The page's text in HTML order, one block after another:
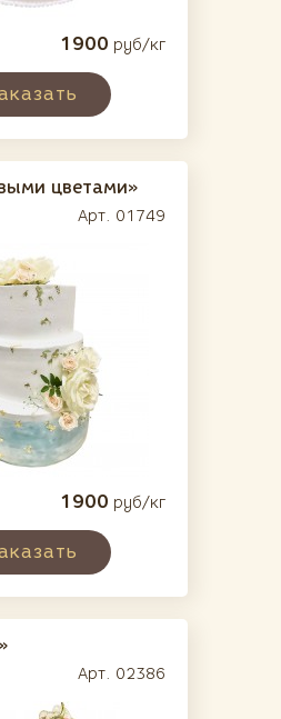
1900 руб/кг
цветами»
Арт. 01749
1900 руб/кг
Арт. 02386